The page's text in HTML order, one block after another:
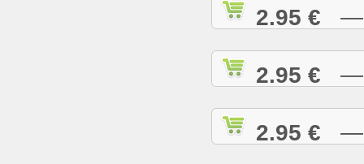
2.95 € —
2.95 € —
2.95 € —